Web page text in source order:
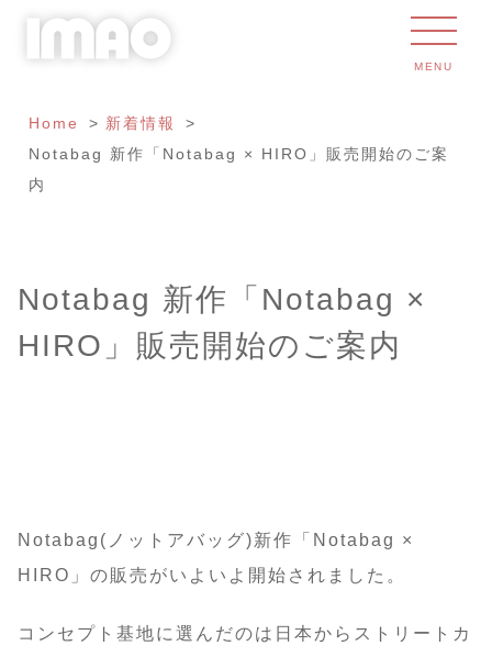
MENU
Home
新着情報
Notabag 新作「Notabag × HIRO」販売開始のご案
内
Notabag 新作「Notabag ×
HIRO」販売開始のご案内
Notabag(ノットアバッグ)新作「Notabag ×
HIRO」の販売がいよいよ開始されました。
コンセプト基地に選んだのは日本からストリートカ